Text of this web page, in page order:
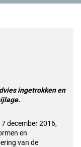
ingetrokken en
december 2016,
en
van de